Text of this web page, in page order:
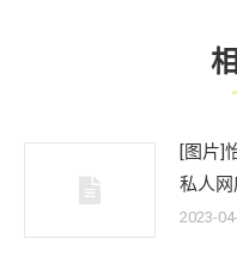
[图片]
私人网
2023-